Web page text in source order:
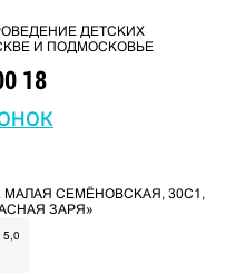
ДЕТСКИХ
И ПОДМОСКОВЬЕ
18
МАЛАЯ СЕМЁНОВСКАЯ, 30С1,
ЗАРЯ»